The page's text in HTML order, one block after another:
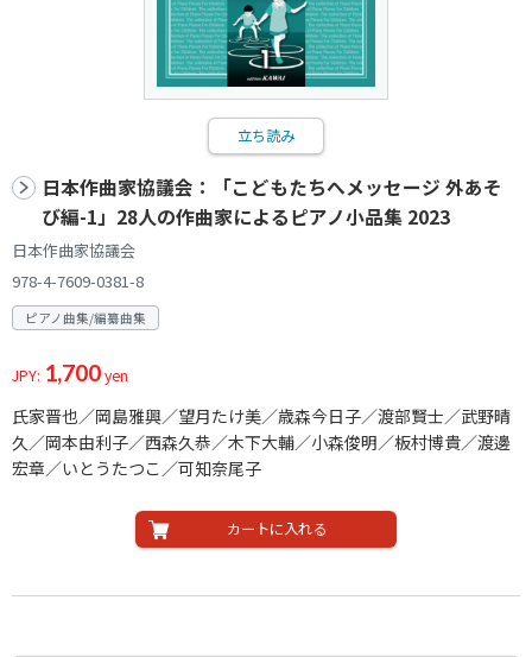
立ち読み
日本作曲家協議会：「こどもたちへメッセージ 外あそ
び編-1」28人の作曲家によるピアノ小品集 2023
日本作曲家協議会
978-4-7609-0381-8
ピアノ曲集/編纂曲集
JPY: 1,700yen
氏家晋也／岡島雅興／望月たけ美／歳森今日子／渡部賢士／武野晴
久／岡本由利子／西森久恭／木下大輔／小森俊明／板村博貴／渡邊
宏章／いとうたつこ／可知奈尾子
カートに入れる